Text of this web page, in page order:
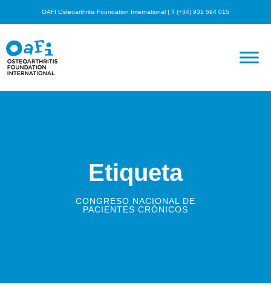
OAFI Osteoarthritis Foundation International | T (+34) 931 594 015
Etiqueta
CONGRESO NACIONAL DE
PACIENTES CRÓNICOS